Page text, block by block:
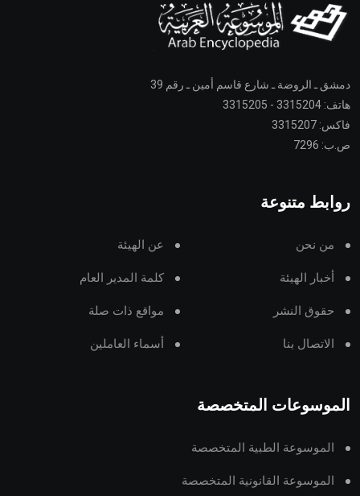
دمشق ـ الروضة ـ شارع قاسم أمين ـ رقم 39
هاتف: 3315204 - 3315205
فاكس: 3315207
ص.ب: 7296
روابط متنوعة
من نحن عن الهيئة
أخبار الهيئة كلمة المدير العام
حقوق النشر مواقع ذات صلة
الاتصال بنا أسماء العاملين
الموسوعات المتخصصة
الموسوعة الطبية المتخصصة
الموسوعة القانونية المتخصصة